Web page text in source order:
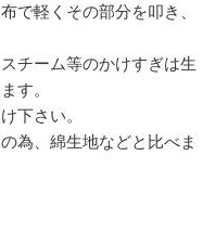
で軽くその部分を叩き、
チーム等のかけすぎは生
す。
下さい。
為、綿生地などと比べま